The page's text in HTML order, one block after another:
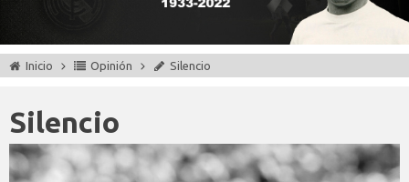
Inicio Opinión Silencio
Silencio